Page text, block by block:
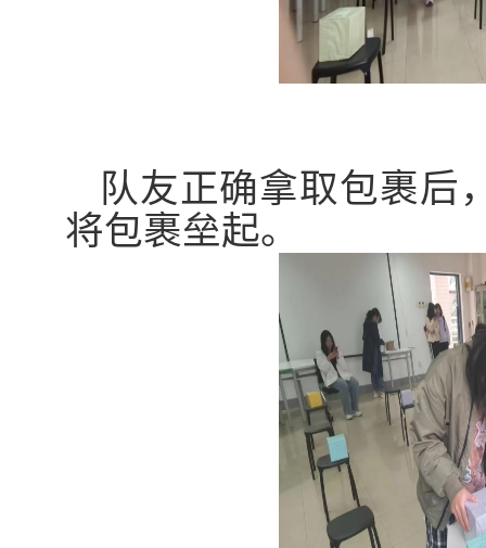
队友正确拿取包裹后
将包裹垒起。